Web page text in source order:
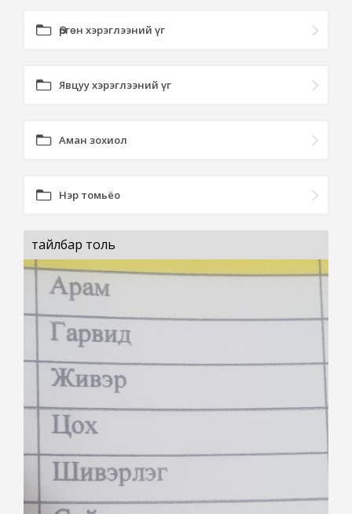
Өргөн хэрэглээний үг
Явцуу хэрэглээний үг
Аман зохиол
Нэр томьёо
тайлбар толь